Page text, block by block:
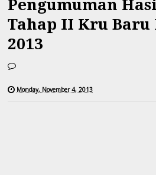
Pengumuman
Tahap II Kru Baru
2013
Monday, November 4, 2013